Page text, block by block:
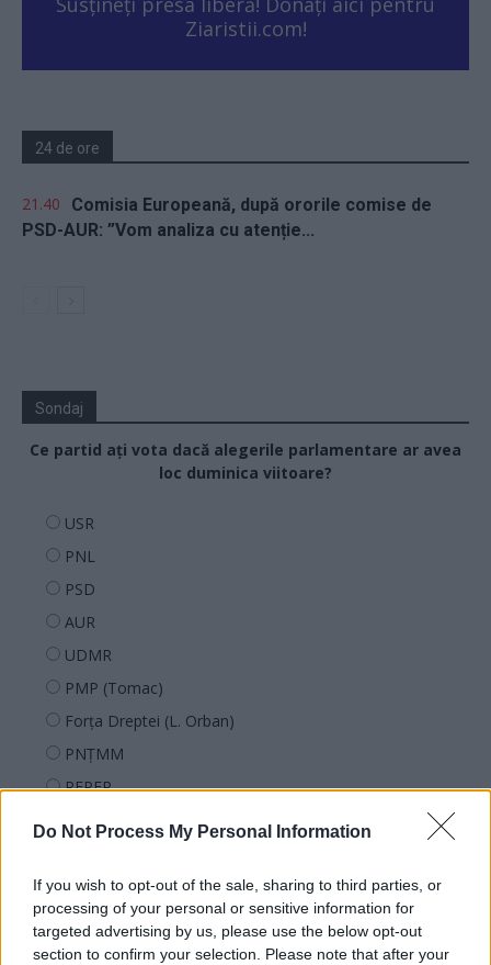
Do Not Process My Personal Information
If you wish to opt-out of the sale, sharing to third parties, or
processing of your personal or sensitive information for
targeted advertising by us, please use the below opt-out
section to confirm your selection. Please note that after your
Ziaristii.com!
24 de ore
21.40
Comisia Europeană, după ororile comise de
PSD-AUR: ”Vom analiza cu atenție...
Sondaj
Ce partid ați vota dacă alegerile parlamentare ar avea
loc duminica viitoare?
USR
PNL
PSD
AUR
UDMR
PMP (Tomac)
Forța Dreptei (L. Orban)
PNȚMM
REPER
SENS
POT (Gavrilă)
PACE (Peia)
Acțiunea Conservatoare (Târziu)